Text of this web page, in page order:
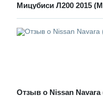
Мицубиcи Л200 2015
Отзыв о Nissan Navara